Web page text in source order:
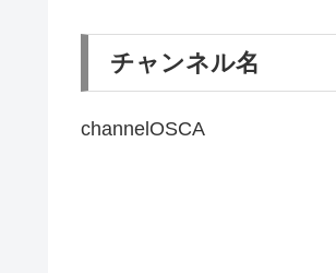
チャンネル名
channelOSCA